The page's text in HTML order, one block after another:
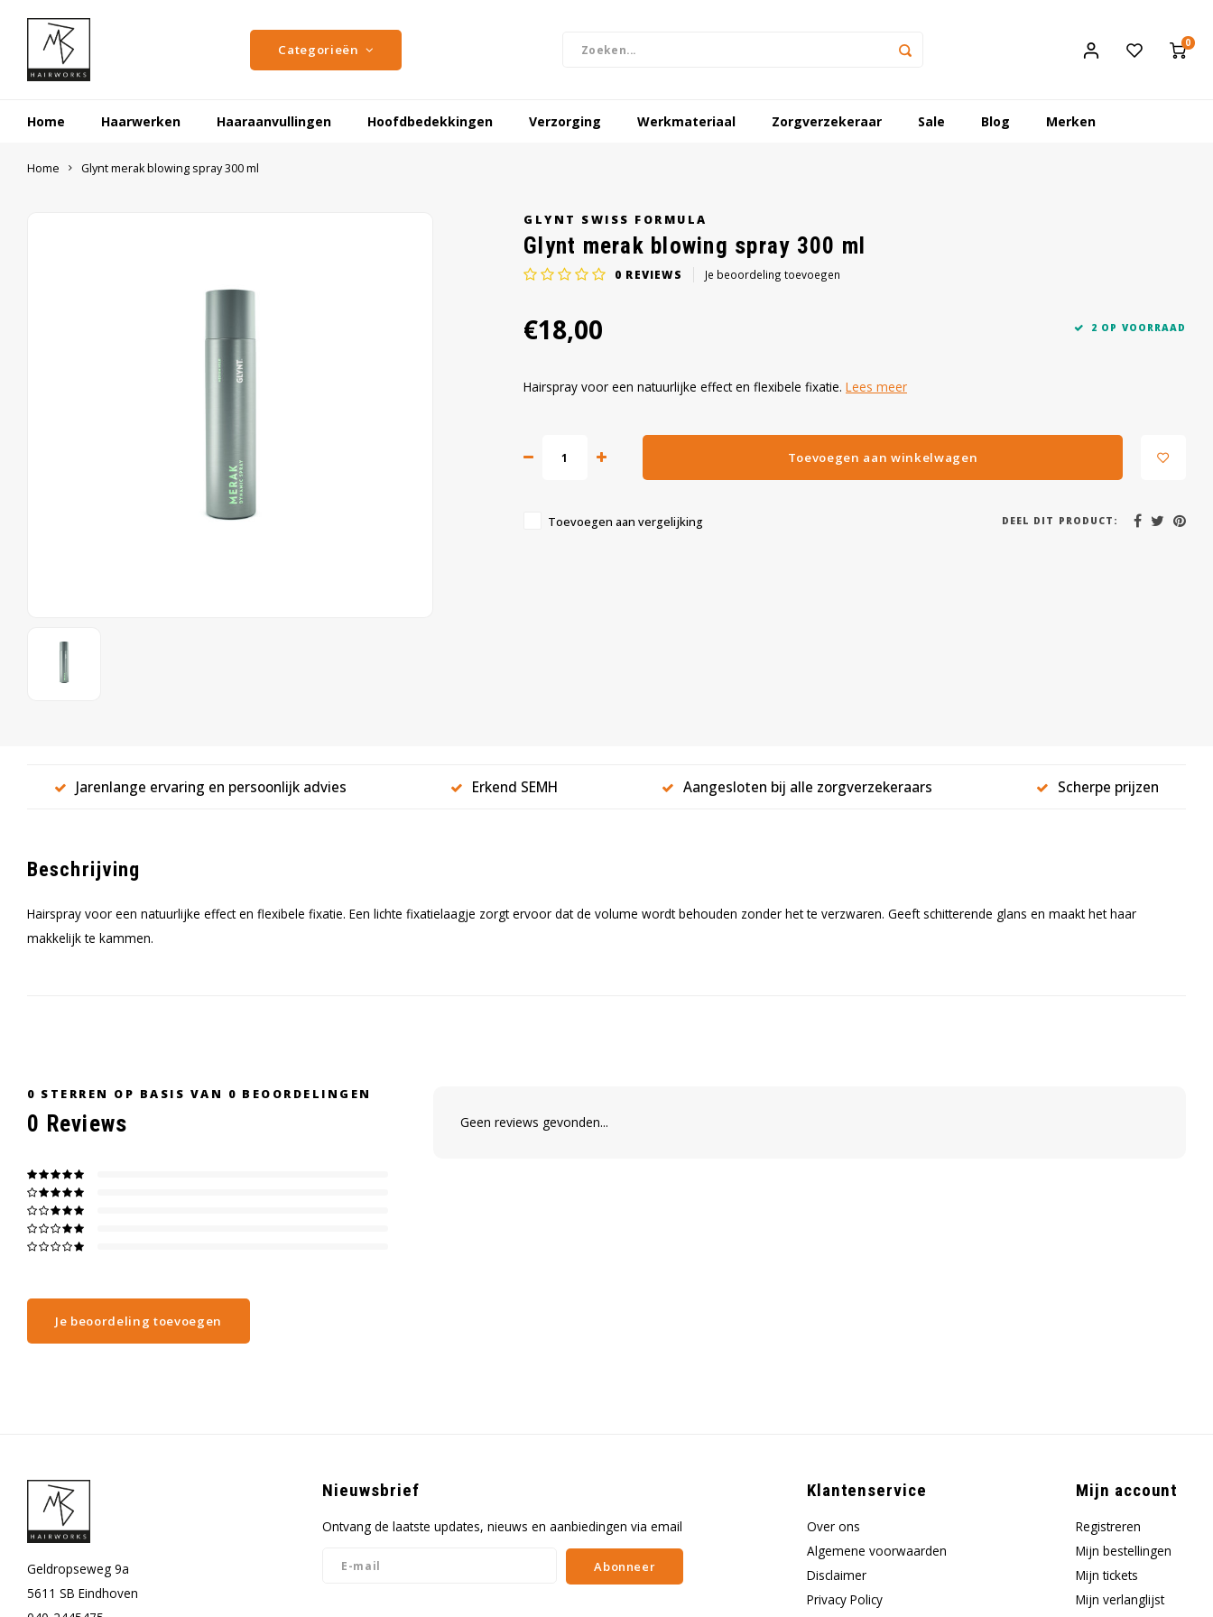
Categorieën 0
Home Haarwerken Haaraanvullingen Hoofdbedekkingen Verzorging Werkmateriaal Zorgverzekeraar Sale Blog Merken
Home Glynt merak blowing spray 300 ml
GLYNT SWISS FORMULA
Glynt merak blowing spray 300 ml
0 REVIEWS Je beoordeling toevoegen
€18,00 2 OP VOORRAAD
Hairspray voor een natuurlijke effect en flexibele fixatie. Lees meer
Toevoegen aan winkelwagen
Toevoegen aan vergelijking DEEL DIT PRODUCT:
Jarenlange ervaring en persoonlijk advies Erkend SEMH Aangesloten bij alle zorgverzekeraars Scherpe prijzen
Beschrijving
Hairspray voor een natuurlijke effect en flexibele fixatie. Een lichte fixatielaagje zorgt ervoor dat de volume wordt behouden zonder het te verzwaren. Geeft schitterende glans en maakt het haar
makkelijk te kammen.
0 STERREN OP BASIS VAN 0 BEOORDELINGEN
0 Reviews
Je beoordeling toevoegen
Geen reviews gevonden...
Geldropseweg 9a
5611 SB Eindhoven
Nieuwsbrief
Ontvang de laatste updates, nieuws en aanbiedingen via email
Abonneer
Klantenservice
Over ons
Algemene voorwaarden
Disclaimer
Privacy Policy
Mijn account
Registreren
Mijn bestellingen
Mijn tickets
Mijn verlanglijst